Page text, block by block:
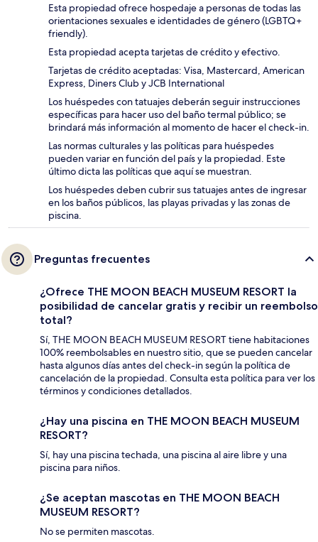
Esta propiedad ofrece hospedaje a personas de todas las
orientaciones sexuales e identidades de género (LGBTQ+
friendly).
Esta propiedad acepta tarjetas de crédito y efectivo.
Tarjetas de crédito aceptadas: Visa, Mastercard, American
Express, Diners Club y JCB International
Los huéspedes con tatuajes deberán seguir instrucciones
específicas para hacer uso del baño termal público; se
brindará más información al momento de hacer el check-in.
Las normas culturales y las políticas para huéspedes
pueden variar en función del país y la propiedad. Este
último dicta las políticas que aquí se muestran.
Los huéspedes deben cubrir sus tatuajes antes de ingresar
en los baños públicos, las playas privadas y las zonas de
piscina.
Preguntas frecuentes
¿Ofrece THE MOON BEACH MUSEUM RESORT la
posibilidad de cancelar gratis y recibir un reembolso
total?
Sí, THE MOON BEACH MUSEUM RESORT tiene habitaciones
100% reembolsables en nuestro sitio, que se pueden cancelar
hasta algunos días antes del check-in según la política de
cancelación de la propiedad. Consulta esta política para ver los
términos y condiciones detallados.
¿Hay una piscina en THE MOON BEACH MUSEUM
RESORT?
Sí, hay una piscina techada, una piscina al aire libre y una
piscina para niños.
¿Se aceptan mascotas en THE MOON BEACH
MUSEUM RESORT?
No se permiten mascotas.